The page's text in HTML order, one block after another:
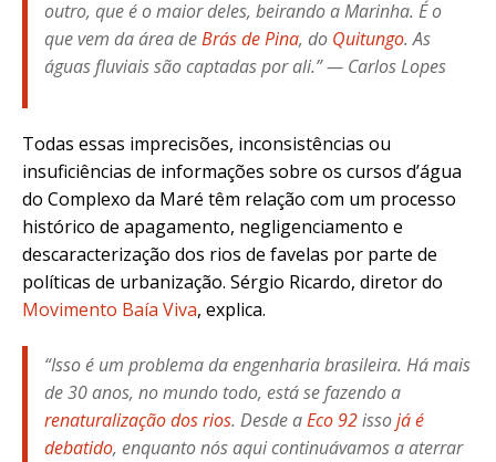
outro, que é o maior deles, beirando a Marinha. É o
que vem da área deBrás de Pina, do Quitungo. As
águas fluviais são captadas por ali.” — Carlos Lopes
Todas essas imprecisões, inconsistências ou
insuficiências de informações sobre os cursos d’água
do Complexo da Maré têm relação com um processo
histórico de apagamento, negligenciamento e
descaracterização dos rios de favelas por parte de
políticas de urbanização. Sérgio Ricardo, diretor do
Movimento Baía Viva, explica.
“Isso é um problema da engenharia brasileira. Há mais
de 30 anos, no mundo todo, está se fazendo a
renaturalização dos rios. Desde aEco 92issojá é
debatido, enquanto nós aqui continuávamos a aterrar